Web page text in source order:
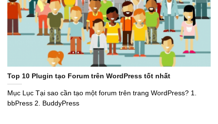
Top 10 Plugin tạo Forum trên WordPress tốt nhất
Mục Lục Tại sao cần tạo một forum trên trang WordPress? 1.
bbPress 2. BuddyPress